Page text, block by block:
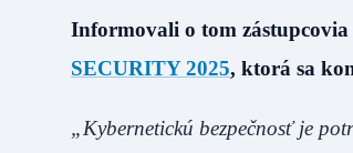
Informovali o tom
SECURITY 2025, ktorá sa
„Kybernetickú bezpečnosť je